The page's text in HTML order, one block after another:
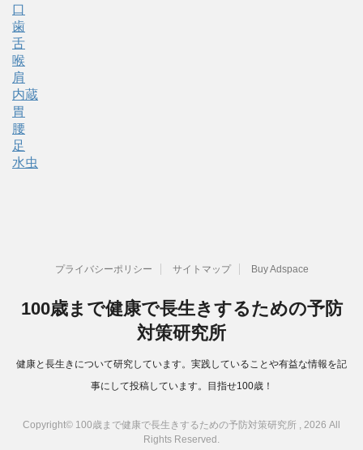
口
歯
舌
喉
肩
内蔵
胃
腰
足
水虫
プライバシーポリシー サイトマップ Buy Adspace
100歳まで健康で長生きするための予防
対策研究所
健康と長生きについて研究しています。実践していることや有益な情報を記
事にして投稿しています。目指せ100歳！
Copyright© 100歳まで健康で長生きするための予防対策研究所 , 2026 All
Rights Reserved.